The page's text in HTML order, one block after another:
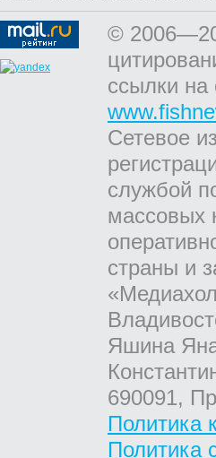
©
ссылки на
Сетевое
службой
массовых
страны и
Яшина
690091,
Политика
Политика